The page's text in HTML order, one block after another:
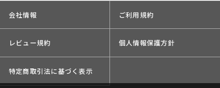
会社情報 ご利用規約
レビュー規約 個人情報保護方針
特定商取引法に基づく表示